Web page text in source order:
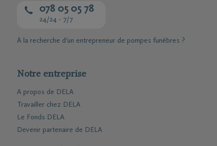
078 05 05 78
24/24 - 7/7
À la recherche d’un entrepreneur de pompes funèbres ?
Notre entreprise
A propos de DELA
Travailler chez DELA
Le Fonds DELA
Devenir partenaire de DELA